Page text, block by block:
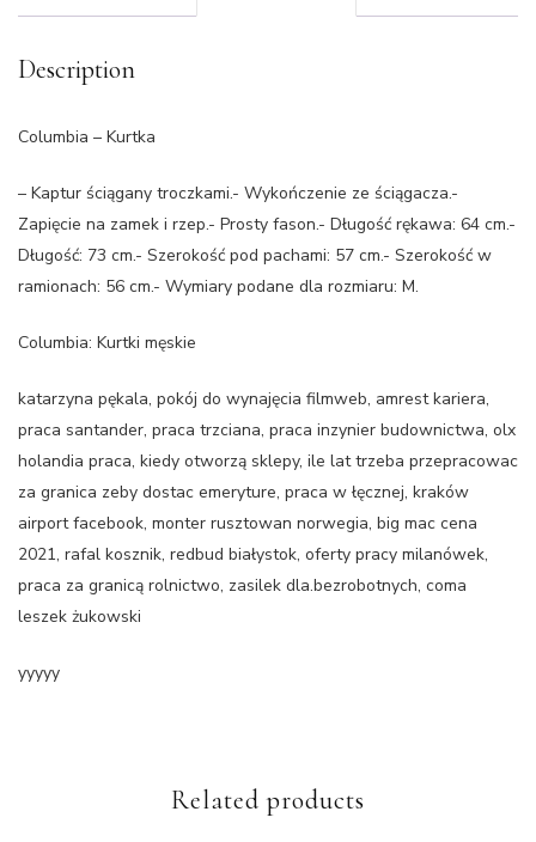
Description
Columbia – Kurtka
– Kaptur ściągany troczkami.- Wykończenie ze ściągacza.-
Zapięcie na zamek i rzep.- Prosty fason.- Długość rękawa: 64 cm.-
Długość: 73 cm.- Szerokość pod pachami: 57 cm.- Szerokość w
ramionach: 56 cm.- Wymiary podane dla rozmiaru: M.
Columbia: Kurtki męskie
katarzyna pękala, pokój do wynajęcia filmweb, amrest kariera,
praca santander, praca trzciana, praca inzynier budownictwa, olx
holandia praca, kiedy otworzą sklepy, ile lat trzeba przepracowac
za granica zeby dostac emeryture, praca w łęcznej, kraków
airport facebook, monter rusztowan norwegia, big mac cena
2021, rafal kosznik, redbud białystok, oferty pracy milanówek,
praca za granicą rolnictwo, zasilek dla.bezrobotnych, coma
leszek żukowski
yyyyy
Related products